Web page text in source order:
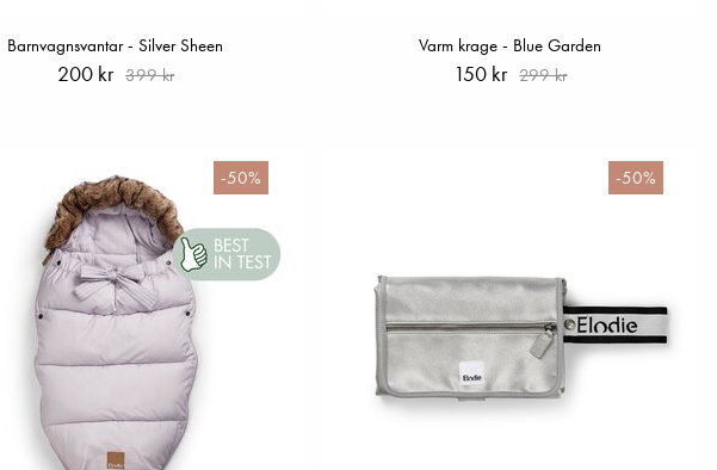
Barnvagnsvantar - Silver Sheen
200 kr 399 kr
Varm krage - Blue Garden
150 kr 299 kr
-50% -50%